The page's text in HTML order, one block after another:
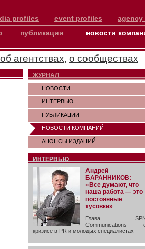
profiles event profiles agency
публикации новости
об агентствах, о сообществах
ЖУРНАЛ
НОВОСТИ
ИНТЕРВЬЮ
ПУБЛИКАЦИИ
НОВОСТИ КОМПАНИЙ
АНОНСЫ ИЗДАНИЙ
ИНТЕРВЬЮ
Андрей
БАРАННИКОВ:
«Все думают, что
наша работа — это
постоянные
тусовки»
Глава
Communications
кризисе в PR и молодых специалистах